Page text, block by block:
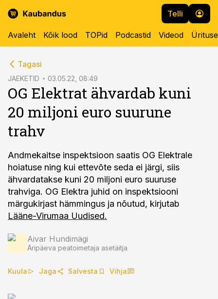
Telli
Avaleht Kõik lood TOPid Podcastid Videod
Tagasi
JAEKETID 03.05.22, 08:49
OG Elektrat ähvardab kuni
20 miljoni euro suurune
trahv
Andmekaitse inspektsioon saatis OG Elektrale
hoiatuse ning kui ettevõte seda ei järgi, siis
ähvardatakse kuni 20 miljoni euro suuruse
trahviga. OG Elektra juhid on inspektsiooni
märgukirjast hämmingus ja nõutud, kirjutab
Lääne-Virumaa Uudised.
Aivar Hundimägi
Äripäeva peatoimetaja asetäitja
Kuula Jaga Salvesta Vihja